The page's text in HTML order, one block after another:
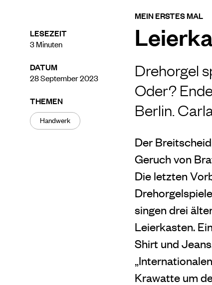
LESEZEIT
3Minuten
DATUM
28 September 2023
THEMEN
Handwerk
MEIN ERSTES MAL
Drehorgel
Oder?
Berlin.
Der
Geruch von
Die letzten
singen drei
Leierkasten.
Shirt und
Krawatte um